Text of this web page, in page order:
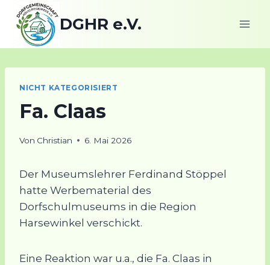
Zum
Inhalt
springen
DGHR e.V.
NICHT KATEGORISIERT
Fa. Claas
Von Christian 6. Mai 2026
Der Museumslehrer Ferdinand Stöppel
hatte Werbematerial des
Dorfschulmuseums in die Region
Harsewinkel verschickt.
Eine Reaktion war u.a., die Fa. Claas in